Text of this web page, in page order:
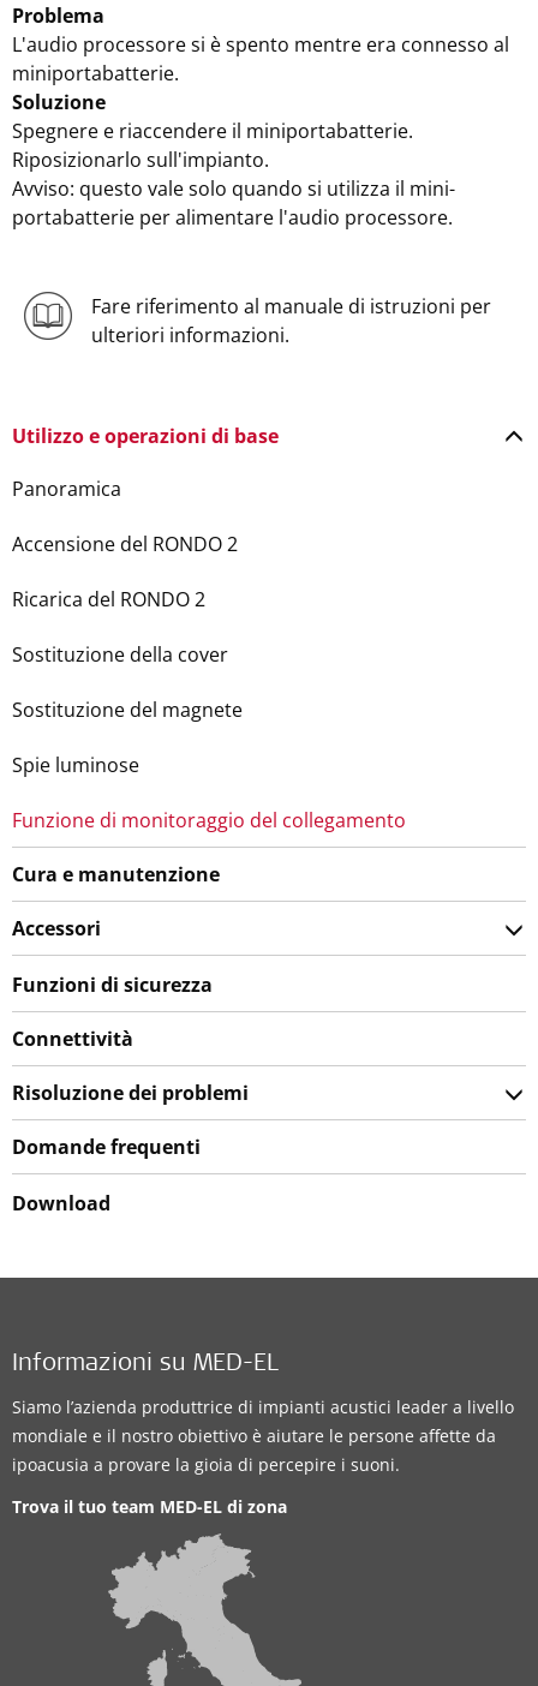
Problema
L'audio processore si è spento mentre era connesso al
miniportabatterie.
Soluzione
Spegnere e riaccendere il miniportabatterie.
Riposizionarlo sull'impianto.
Avviso: questo vale solo quando si utilizza il mini-
portabatterie per alimentare l'audio processore.
Fare riferimento al manuale di istruzioni per
ulteriori informazioni.
Utilizzo e operazioni di base
Panoramica
Accensione del RONDO 2
Ricarica del RONDO 2
Sostituzione della cover
Sostituzione del magnete
Spie luminose
Funzione di monitoraggio del collegamento
Cura e manutenzione
Accessori
Funzioni di sicurezza
Connettività
Risoluzione dei problemi
Domande frequenti
Download
Informazioni su MED-EL
Siamo l’azienda produttrice di impianti acustici leader a livello
mondiale e il nostro obiettivo è aiutare le persone affette da
ipoacusia a provare la gioia di percepire i suoni.
Trova il tuo team MED-EL di zona